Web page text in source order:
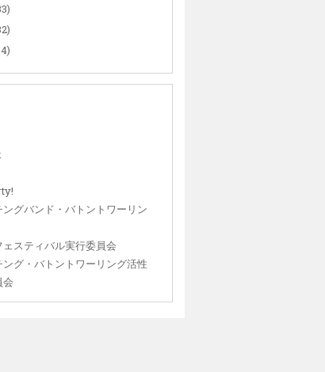
グバンド・バトントワーリン
ェスティバル実行委員会
グ・バトントワーリング活性
会